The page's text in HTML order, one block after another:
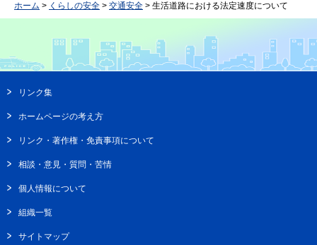
ホーム > くらしの安全 > 交通安全 > 生活道路における法定速度について
リンク集
ホームページの考え方
リンク・著作権・免責事項について
相談・意見・質問・苦情
個人情報について
組織一覧
サイトマップ